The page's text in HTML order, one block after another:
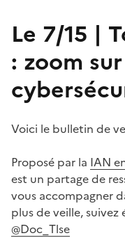
Le 7/15 |
: zoom
Voici le bulletin de
Proposé par la IAN
est un partage de
vous accompagner
plus de veille,
@Doc_Tlse